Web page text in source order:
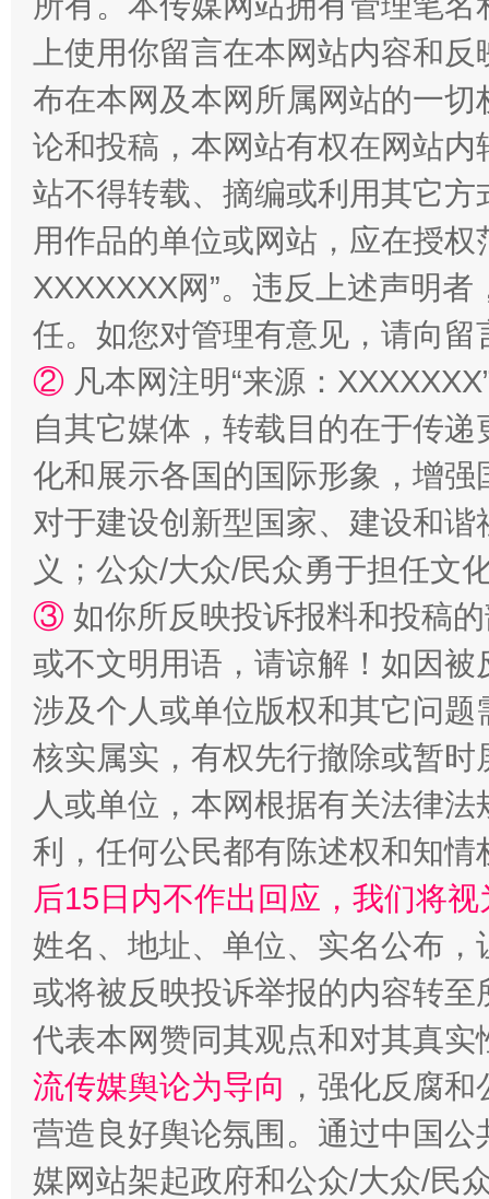
“蜀中异人”王建安的艺术幻境
完善运行机制助力责任有效落实 一纸欠
东山县通报“牛蛙产品抗生素超标问题” 法
千年窑火 生生不息 一
上使用你留言在本网站内容和
布在本网及本网所属网站的一
论和投稿，本网站有权在网站
站不得转载、摘编或利用其它
用作品的单位或网站，应在授
XXXXXXX网”。违反上述声明
任。如您对管理有意见，请向
② 凡本网注明“来源：
自其它媒体，转载目的在于传
化和展示各国的国际形象，增
对于建设创新型国家、建设和
义；公众/大众/民众勇于担任文
③ 如你所反映投诉报料和投稿
或不文明用语，请谅解！如因
涉及个人或单位版权和其它问题
核实属实，有权先行撤除或暂
人或单位，本网根据有关法律
利，任何公民都有陈述权和知情
后15日内不作出回应，我们将
姓名、地址、单位、实名公布
或将被反映投诉举报的内容转
代表本网赞同其观点和对其真实
流传媒舆论为导向 ，强化反腐
营造良好舆论氛围。通过中国
媒网站架起政府和公众/大众/民